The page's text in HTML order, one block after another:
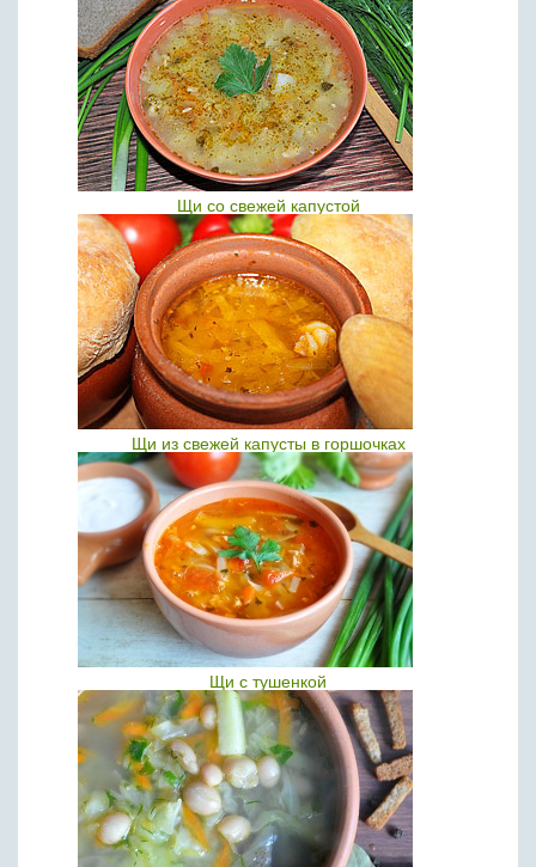
Щи со свежей капустой
Щи из свежей капусты в горшочках
Щи с тушенкой